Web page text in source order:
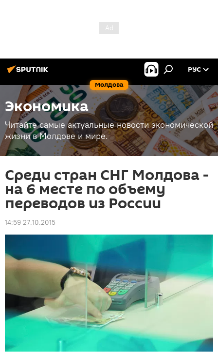
Молдова
РУС
Экономика
Читайте самые актуальные новости экономической
жизни в Молдове и мире.
Среди стран СНГ Молдова -
на 6 месте по объему
переводов из России
14:59 27.10.2015